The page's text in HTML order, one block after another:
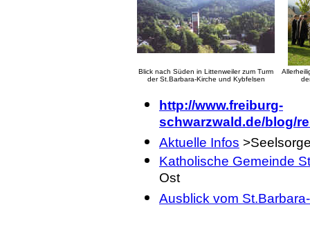
Blick nach Süden in Littenweiler zum Turm
der St.Barbara-Kirche und Kybfelsen
http://www.freiburg-
schwarzwald.de/blog/
Aktuelle Infos
Katholische Gemeinde
Ost
Ausblick vom